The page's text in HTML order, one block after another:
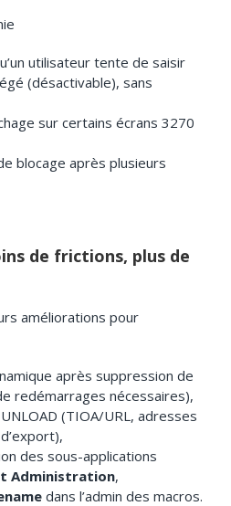
utilisateur tente de saisir
(désactivable), sans
sur certains écrans 3270
blocage après plusieurs
de frictions, plus de
améliorations pour
après suppression de
redémarrages nécessaires),
(TIOA/URL, adresses
des sous-applications
Administration,
dans l’admin des macros.